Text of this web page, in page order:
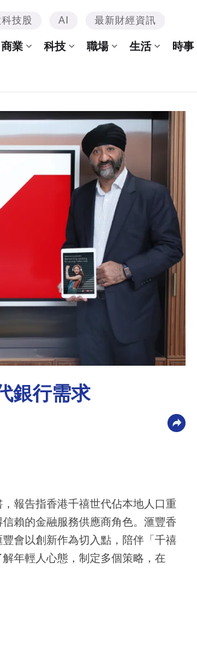
技股 AI 最新財經資訊
商業 科技 職場 生活 時事
銀行需求
報告指香港千禧世代佔本地人口重
賴的金融服務供應商角色。滙豐香
會以創新作為切入點，陪伴「千禧
年輕人心態，制定多個策略，在